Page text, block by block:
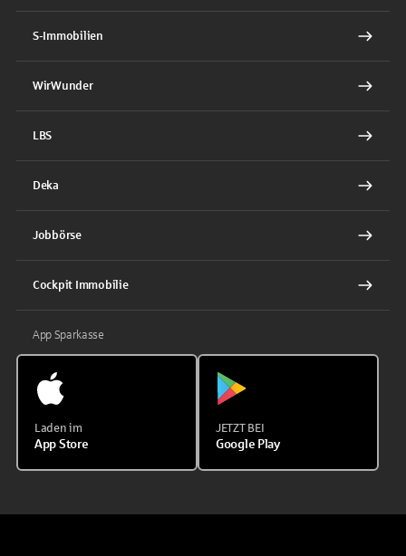
S-Immobilien
WirWunder
LBS
Deka
Jobbörse
Cockpit Immobilie
App Sparkasse
Laden im
App Store
JETZT BEI
Google Play